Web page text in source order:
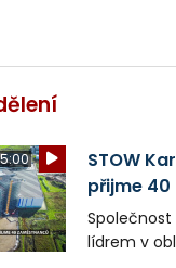
STOW
přijme
lídrem v